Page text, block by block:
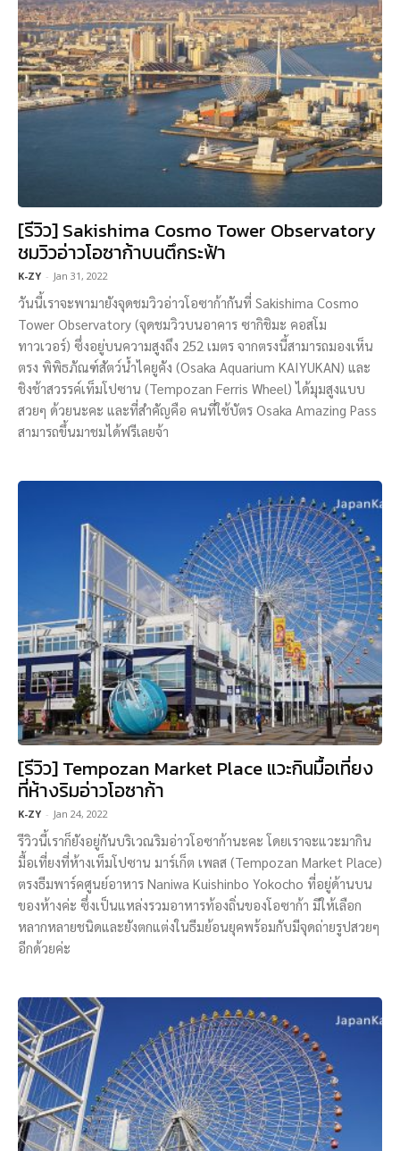
[รีวิว] Sakishima Cosmo Tower Observatory
ชมวิวอ่าวโอซาก้าบนตึกระฟ้า
K-ZY - Jan 31, 2022
วันนี้เราจะพามายังจุดชมวิวอ่าวโอซาก้ากันที่ Sakishima Cosmo
Tower Observatory (จุดชมวิวบนอาคาร ซากิชิมะ คอสโม
ทาวเวอร์) ซึ่งอยู่บนความสูงถึง 252 เมตร จากตรงนี้สามารถมองเห็น
ตรง พิพิธภัณฑ์สัตว์น้ำไคยูคัง (Osaka Aquarium KAIYUKAN) และ
ชิงช้าสวรรค์เท็มโปซาน (Tempozan Ferris Wheel) ได้มุมสูงแบบ
สวยๆ ด้วยนะคะ และที่สำคัญคือ คนที่ใช้บัตร Osaka Amazing Pass
สามารถขึ้นมาชมได้ฟรีเลยจ้า
[รีวิว] Tempozan Market Place แวะกินมื้อเที่ยง
ที่ห้างริมอ่าวโอซาก้า
K-ZY - Jan 24, 2022
รีวิวนี้เราก็ยังอยู่กันบริเวณริมอ่าวโอซาก้านะคะ โดยเราจะแวะมากิน
มื้อเที่ยงที่ห้างเท็มโปซาน มาร์เก็ต เพลส (Tempozan Market Place)
ตรงธีมพาร์คศูนย์อาหาร Naniwa Kuishinbo Yokocho ที่อยู่ด้านบน
ของห้างค่ะ ซึ่งเป็นแหล่งรวมอาหารท้องถิ่นของโอซาก้า มีให้เลือก
หลากหลายชนิดและยังตกแต่งในธีมย้อนยุคพร้อมกับมีจุดถ่ายรูปสวยๆ
อีกด้วยค่ะ